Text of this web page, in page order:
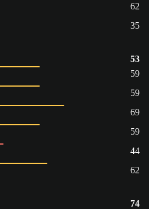
62
35
53
59
59
69
59
44
62
74